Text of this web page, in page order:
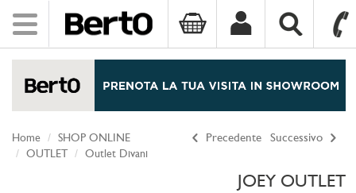
Toggle
navigation
Precedente Successivo
Home
SHOP ONLINE
OUTLET
Outlet Divani
JOEY OUTLET